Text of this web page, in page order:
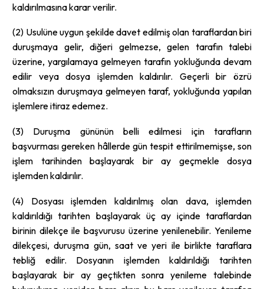
kaldırılmasına karar verilir.
(2) Usulüne uygun şekilde davet edilmiş olan taraflardan biri
duruşmaya gelir, diğeri gelmezse, gelen tarafın talebi
üzerine, yargılamaya gelmeyen tarafın yokluğunda devam
edilir veya dosya işlemden kaldırılır. Geçerli bir özrü
olmaksızın duruşmaya gelmeyen taraf, yokluğunda yapılan
işlemlere itiraz edemez.
(3) Duruşma gününün belli edilmesi için tarafların
başvurması gereken hâllerde gün tespit ettirilmemişse, son
işlem tarihinden başlayarak bir ay geçmekle dosya
işlemden kaldırılır.
(4) Dosyası işlemden kaldırılmış olan dava, işlemden
kaldırıldığı tarihten başlayarak üç ay içinde taraflardan
birinin dilekçe ile başvurusu üzerine yenilenebilir. Yenileme
dilekçesi, duruşma gün, saat ve yeri ile birlikte taraflara
tebliğ edilir. Dosyanın işlemden kaldırıldığı tarihten
başlayarak bir ay geçtikten sonra yenileme talebinde